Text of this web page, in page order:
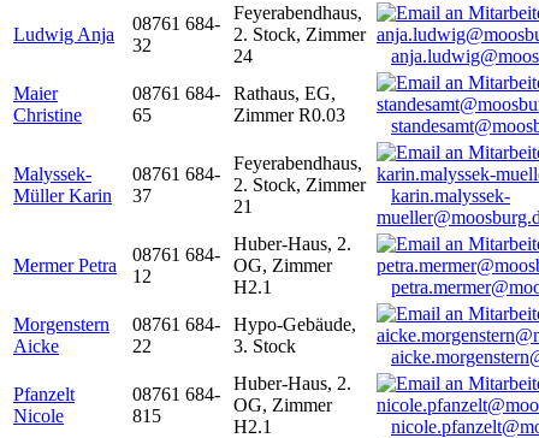
Ludwig Anja
08761 684-
32
Feyerabendhaus,
2. Stock, Zimmer
24
Maier
Christine
08761 684-
65
Rathaus, EG,
Zimmer R0.03
Malyssek-
Müller Karin
08761 684-
37
Feyerabendhaus,
2. Stock, Zimmer
21
karin.malyssek-
Mermer Petra
08761 684-
12
Huber-Haus, 2.
OG, Zimmer
H2.1
Morgenstern
Aicke
08761 684-
22
Hypo-Gebäude,
3. Stock
Pfanzelt
Nicole
08761 684-
815
Huber-Haus, 2.
OG, Zimmer
H2.1